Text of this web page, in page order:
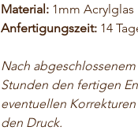
Material: 1mm Acrylglas
Anfertigungszeit: 14
Nach
Stunden den fertigen
eventuellen
den Druck.